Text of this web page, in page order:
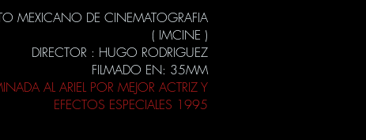
MEXICANO DE CINEMATOGRAFIA
( IMCINE )
DIRECTOR : HUGO RODRIGUEZ
FILMADO EN: 35MM
AL ARIEL POR MEJOR ACTRIZ Y
EFECTOS ESPECIALES 1995